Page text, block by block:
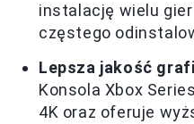
instalację wielu
częstego
Lepsza jakość
Konsola Xbox
4K oraz oferuje